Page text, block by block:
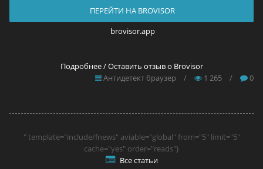
ПЕРЕЙТИ НА BROVISOR
brovisor.app
Подробнее / Оставить отзыв о Brovisor
Антидетект браузер
/ 1 265 / 0
" template="include/fnews" aviable="global" from="5" limit="5"
cache="yes" order="reads"}
Все статьи